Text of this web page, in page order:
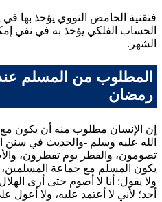
فتقنية الحامض النووي يؤخذ بها في
الحساب الفلكي يؤخذ به في نفي
الشهر.
المطلوب من المسلم
رمضان
إن الإنسان مطلوب منه أن يكون
الله عليه وسلم -والحديث في سنن
تصومون، والفطر يوم تفطرون،
يكون المسلم مع جماعة المسلمين،
ولا يقول: أنا لا أصوم حتى أرى
أحد؛ لأني لا أعتمد عليه، ولا أعول